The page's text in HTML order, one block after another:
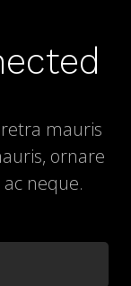
mauris
ornare
neque.